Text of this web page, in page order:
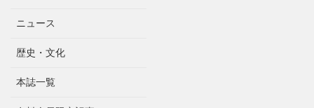
ニュース
歴史・文化
本誌一覧